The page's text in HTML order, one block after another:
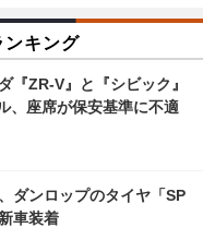
ンキング
『ZR-V』と『シビック』
、座席が保安基準に不適
ダンロップのタイヤ「SP
車装着